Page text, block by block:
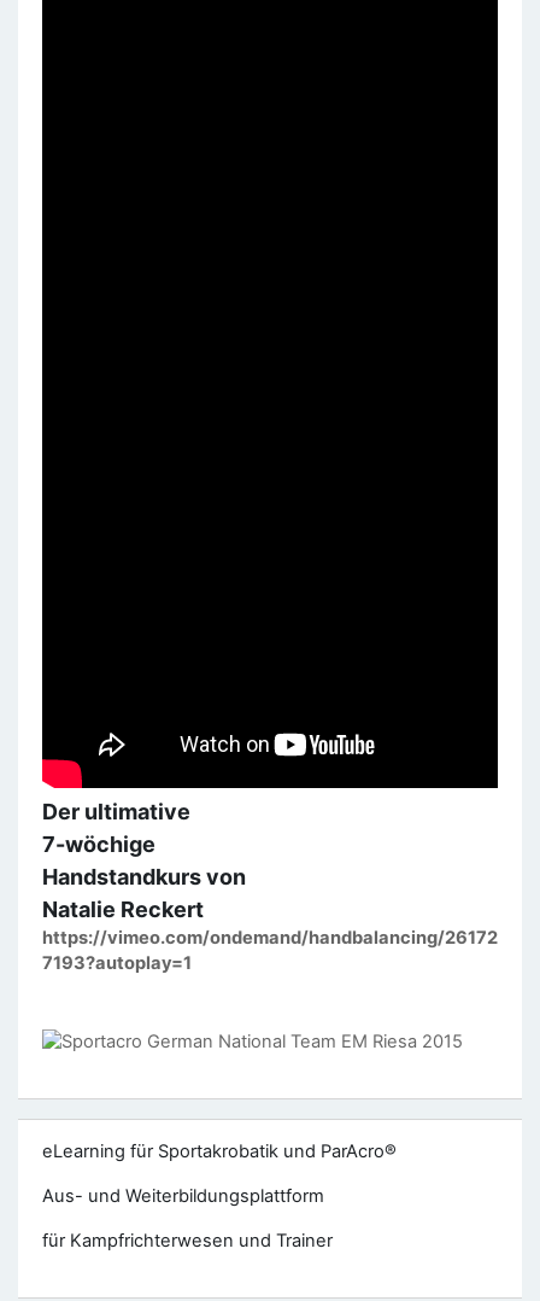
Der ultimative
7-wöchige
Handstandkurs von
Natalie Reckert
https://vimeo.com/ondemand/handbalancing/26172
7193?autoplay=1
eLearning für Sportakrobatik und ParAcro®
Aus- und Weiterbildungsplattform
für Kampfrichterwesen und Trainer